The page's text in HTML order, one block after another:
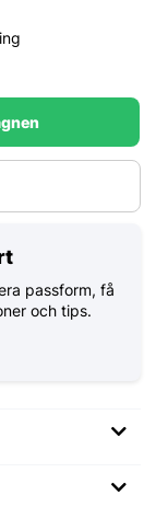
passform, få
och tips.